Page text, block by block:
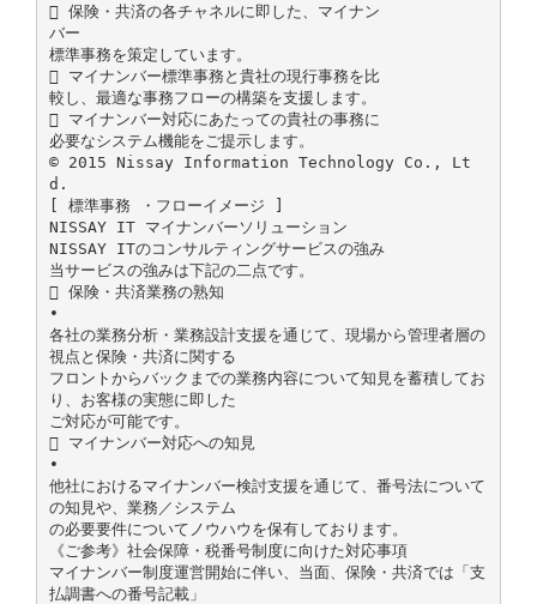
 保険・共済の各チャネルに即した、マイナン
バー
標準事務を策定しています。
 マイナンバー標準事務と貴社の現行事務を比
較し、最適な事務フローの構築を支援します。
 マイナンバー対応にあたっての貴社の事務に
必要なシステム機能をご提示します。
© 2015 Nissay Information Technology Co., Lt
d.
[ 標準事務 ・フローイメージ ]
NISSAY IT マイナンバーソリューション
NISSAY ITのコンサルティングサービスの強み
当サービスの強みは下記の二点です。
 保険・共済業務の熟知
•
各社の業務分析・業務設計支援を通じて、現場から管理者層の
視点と保険・共済に関する
フロントからバックまでの業務内容について知見を蓄積してお
り、お客様の実態に即した
ご対応が可能です。
 マイナンバー対応への知見
•
他社におけるマイナンバー検討支援を通じて、番号法について
の知見や、業務／システム
の必要要件についてノウハウを保有しております。
《ご参考》社会保障・税番号制度に向けた対応事項
マイナンバー制度運営開始に伴い、当面、保険・共済では「支
払調書への番号記載」